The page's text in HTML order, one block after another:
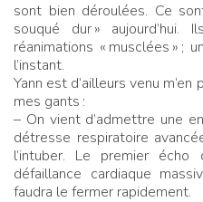
sont bien déroulées. Ce
souqué dur »
réanimations « musclées » ;
l’instant.
Yann est d’ailleurs venu
mes gants :
– On vient d’admettre une
détresse respiratoire
l’intuber. Le premier
défaillance cardiaque
faudra le fermer rapidement.